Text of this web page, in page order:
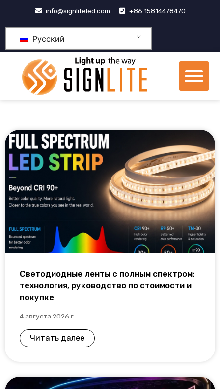
内
info@signliteled.com +86 15814478470
Русский
Светодиодные ленты с полным спектром:
технология, руководство по стоимости и
покупке
4 августа 2026 г.
Читать далее